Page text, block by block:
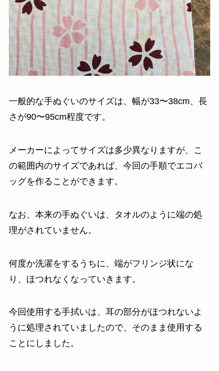
一般的な手ぬぐいのサイズは、幅が33〜38cm、長
さが90〜95cm程度です。
メーカーによってサイズは多少異なりますが、こ
の範囲内のサイズであれば、今回の手順でエコバ
ッグを作ることができます。
なお、本来の手ぬぐいは、タオルのように端の処
理がされていません。
何度か洗濯をするうちに、端がフリンジ状にな
り、ほつれなくなっていきます。
今回使用する手拭いは、耳の部分がほつれないよ
うに処理されていましたので、そのまま使用する
ことにしました。